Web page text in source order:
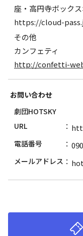
座・高円寺ボック
https://cloud-
その他
カンフェティ
http://confetti-
お問い合わせ
劇団HOTSKY
URL
電話番号
メールアドレス